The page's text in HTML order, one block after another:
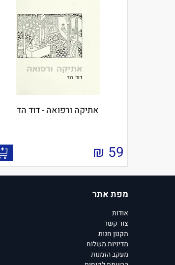
אתיקה ורפואה - דוד הד
59
₪
מפת אתר
אודות
צור קשר
תקנון חנות
מדיניות משלוח
מעקב הזמנות